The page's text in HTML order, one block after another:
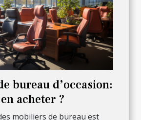
bureau d’occasion:
acheter ?
mobiliers de bureau est